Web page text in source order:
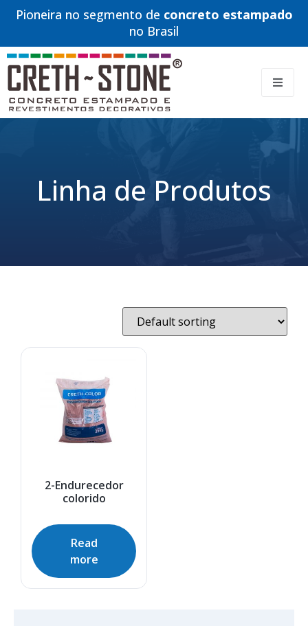
Pioneira no segmento de concreto estampado
no Brasil
Linha de Produtos
2-Endurecedor
colorido
Read
more